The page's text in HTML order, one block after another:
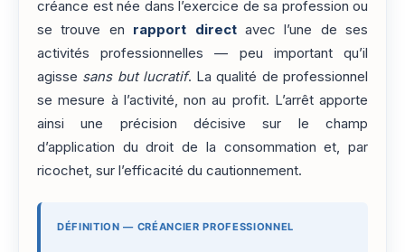
créance est née dans l’exercice de sa profession ou
se trouve en rapport directavec l’une de ses
activités professionnelles — peu important qu’il
agisse sans but lucratif. La qualité de professionnel
se mesure à l’activité, non au profit. L’arrêt apporte
ainsi une précision décisive sur le champ
d’application du droit de la consommation et, par
ricochet, sur l’efficacité du cautionnement.
DÉFINITION — CRÉANCIER PROFESSIONNEL